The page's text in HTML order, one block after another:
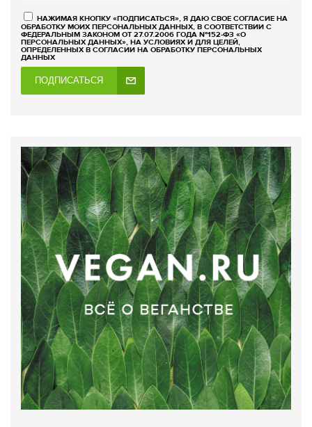
НАЖИМАЯ КНОПКУ «ПОДПИСАТЬСЯ», Я ДАЮ СВОЕ СОГЛАСИЕ НА
ОБРАБОТКУ МОИХ ПЕРСОНАЛЬНЫХ ДАННЫХ, В СООТВЕТСТВИИ С
ФЕДЕРАЛЬНЫМ ЗАКОНОМ ОТ 27.07.2006 ГОДА №152-ФЗ «О
ПЕРСОНАЛЬНЫХ ДАННЫХ», НА УСЛОВИЯХ И ДЛЯ ЦЕЛЕЙ,
ОПРЕДЕЛЕННЫХ В СОГЛАСИИ НА ОБРАБОТКУ ПЕРСОНАЛЬНЫХ
ДАННЫХ
ПОДПИСАТЬСЯ